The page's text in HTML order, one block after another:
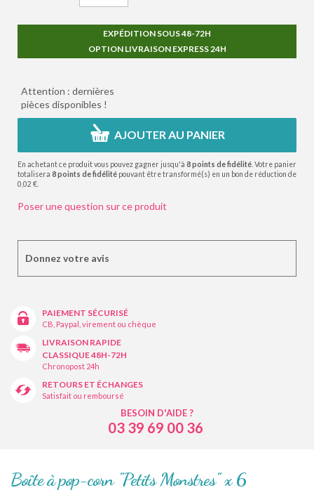
EXPÉDITION SOUS 48-72H
OPTION LIVRAISON EXPRESS 24H
Attention : dernières
pièces disponibles !
AJOUTER AU PANIER
En achetant ce produit vous pouvez gagner jusqu'à 8points de fidélité . Votre panier
totalisera 8points de fidélité pouvant être transformé(s) en un bon de réduction de
0,02 €
Poser une question sur ce produit
Donnez votre avis
PAIEMENT SÉCURISÉ
CB, Paypal, virement ou chèque
LIVRAISON RAPIDE
CLASSIQUE 48H-72H
Chronopost 24h
RETOURS ET ÉCHANGES
Satisfait ou remboursé
BESOIN D'AIDE ?
03 39 69 00 36
Boîte à pop-corn "Petits Monstres" x 6